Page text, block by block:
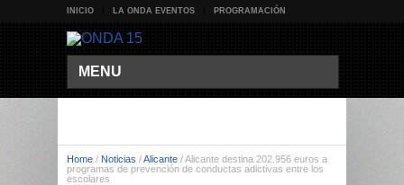
INICIO LA ONDA EVENTOS PROGRAMACIÓN
MENU
Home / Noticias /Alicante /Alicante destina 202.956 euros a
programas de prevención de conductas adictivas entre los
escolares